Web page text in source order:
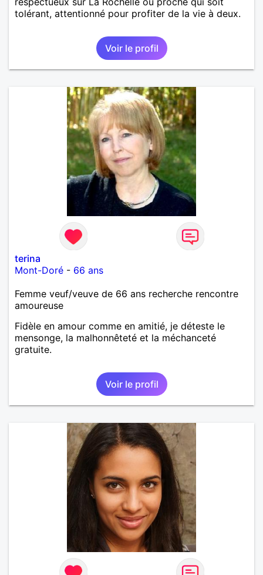
tolérant, attentionné pour profiter de la vie à deux.
Voir le profil
terina
Mont-Doré - 66 ans
Femme veuf/veuve de 66 ans recherche rencontre
amoureuse
Fidèle en amour comme en amitié, je déteste le
mensonge, la malhonnêteté et la méchanceté
gratuite.
Voir le profil